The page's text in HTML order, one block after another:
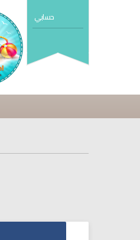
حسابي